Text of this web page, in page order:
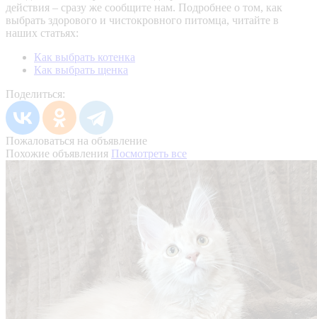
действия – сразу же сообщите нам. Подробнее о том, как
выбрать здорового и чистокровного питомца, читайте в
наших статьях:
Как выбрать котенка
Как выбрать щенка
Поделиться:
Пожаловаться на объявление
Похожие объявления Посмотреть все